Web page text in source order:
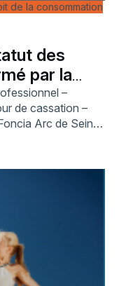
de la consommation
des
par la
–
de cassation –
Arc de Seine
L. 136-1 Code